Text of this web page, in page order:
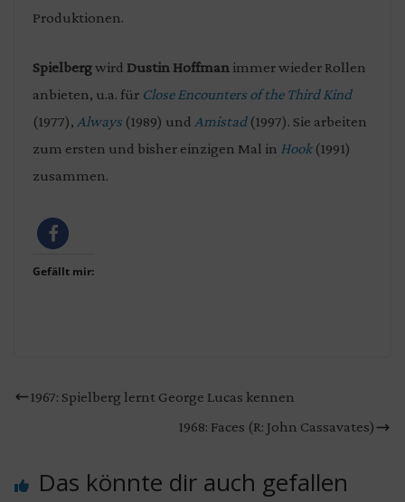
Produktionen.
Spielbergwird Dustin Hoffman immer wieder Rollen
anbieten, u.a. für Close Encounters of the Third Kind
(1977), Always (1989) und Amistad (1997). Sie arbeiten
zum ersten und bisher einzigen Mal in Hook (1991)
zusammen.
Gefällt mir:
1967: Spielberg lernt George Lucas kennen
1968: Faces (R: John Cassavates)
Das könnte dir auch gefallen